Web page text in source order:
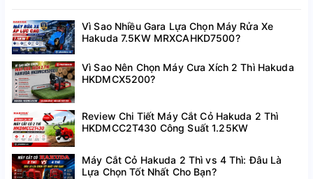
Vì Sao Nhiều Gara Lựa Chọn Máy Rửa Xe
Hakuda 7.5KW MRXCAHKD7500?
Vì Sao Nên Chọn Máy Cưa Xích 2 Thì Hakuda
HKDMCX5200?
Review Chi Tiết Máy Cắt Cỏ Hakuda 2 Thì
HKDMCC2T430 Công Suất 1.25KW
Máy Cắt Cỏ Hakuda 2 Thì vs 4 Thì: Đâu Là
Lựa Chọn Tốt Nhất Cho Bạn?